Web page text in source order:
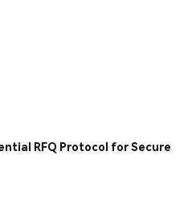
RFQ Protocol for Secure